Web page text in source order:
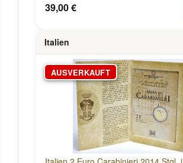
39,00 €
Italien
AUSVERKAUFT